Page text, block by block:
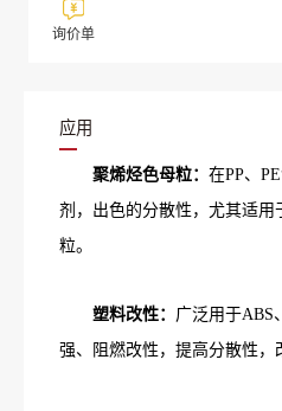
询价单
应用
聚烯烃色母粒： 在PP、
剂，出色的分散性，尤其适用
粒。
塑料改性： 广泛用于ABS
强、阻燃改性，提高分散性，